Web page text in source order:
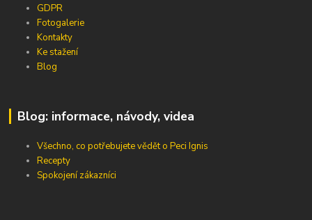
GDPR
Fotogalerie
Kontakty
Ke stažení
Blog
Blog: informace, návody, videa
Všechno, co potřebujete vědět o Peci Ignis
Recepty
Spokojení zákazníci